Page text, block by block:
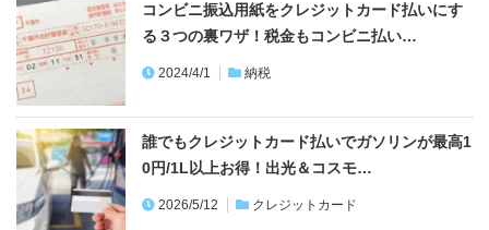
コンビニ振込用紙をクレジットカード払いにす
る３つの裏ワザ！税金もコンビニ払い…
2024/4/1 納税
誰でもクレジットカード払いでガソリンが最高1
0円/1L以上お得！出光＆コスモ…
2026/5/12 クレジットカード